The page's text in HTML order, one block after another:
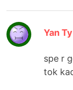
Yan Ty
spe r
tok